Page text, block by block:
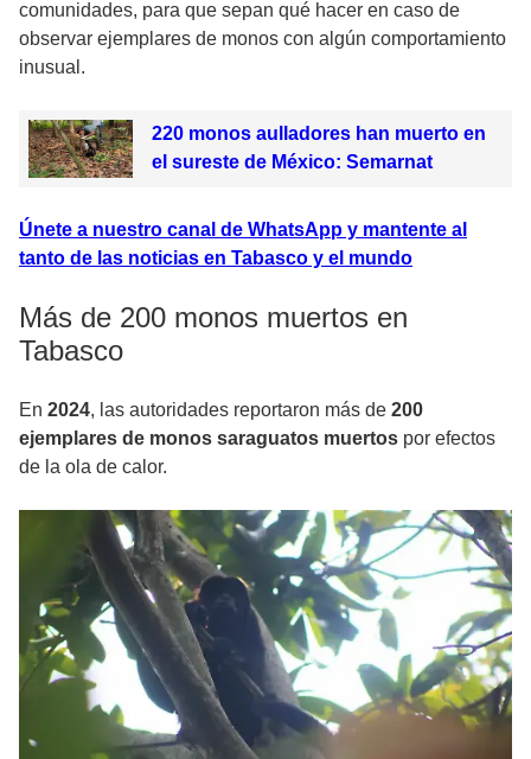
comunidades, para que sepan qué hacer en caso de
observar ejemplares de monos con algún comportamiento
inusual.
220 monos aulladores han muerto en
el sureste de México: Semarnat
Únete a nuestro canal de WhatsApp y mantente al
tanto de las noticias en Tabasco y el mundo
Más de 200 monos muertos en
Tabasco
En 2024, las autoridades reportaron más de 200
ejemplares de monos saraguatos muertos por efectos
de la ola de calor.